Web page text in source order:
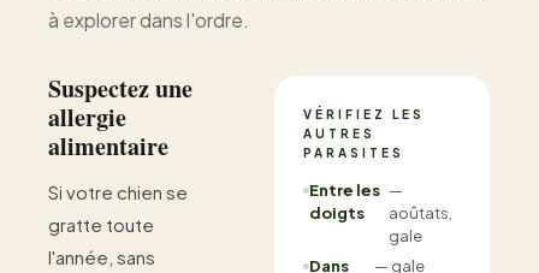
à explorer dans l'ordre.
Suspectez une
allergie
alimentaire
Si votre chien se
gratte toute
l'année, sans
VÉRIFIEZ LES
AUTRES
PARASITES
Entre les
doigts
—
aoûtats,
gale
Dans
— gale